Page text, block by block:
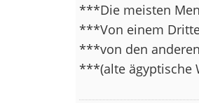
***Die meisten
***Von einem
***von den
***(alte ägyptische